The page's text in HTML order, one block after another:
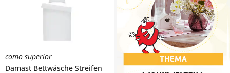
como superior
Damast Bettwäsche Streifen